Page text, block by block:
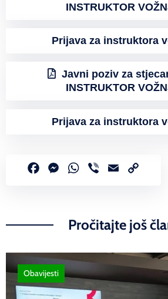
INSTRUKTOR
Prijava za instruktora
Javni poziv za
INSTRUKTOR
Prijava za instruktora
FacebookMessenger
WhatsApp
Viber Email
Pročitajte još
Obavijesti